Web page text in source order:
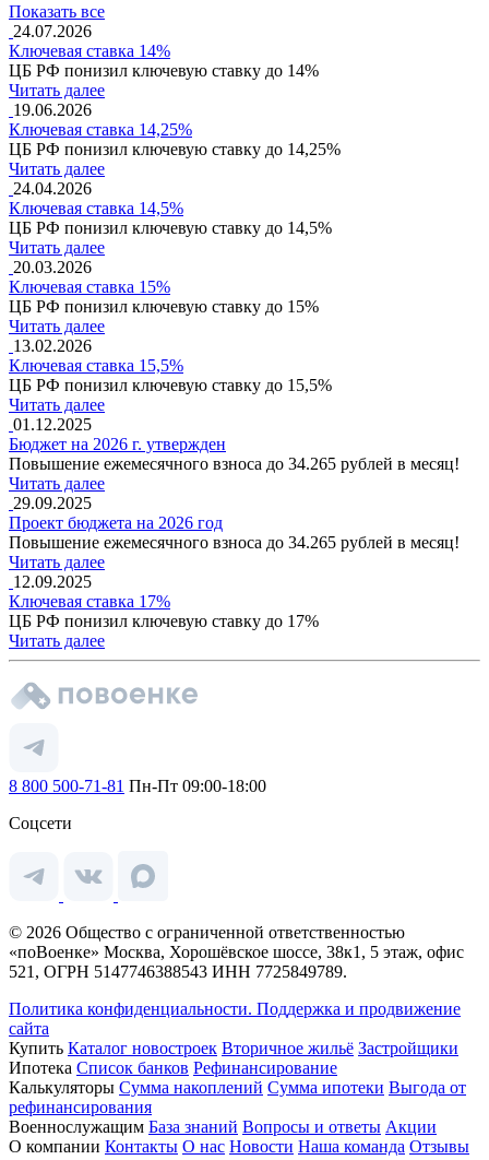
Показать все
24.07.2026
Ключевая ставка 14%
ЦБ РФ понизил ключевую ставку до 14%
Читать далее
19.06.2026
Ключевая ставка 14,25%
ЦБ РФ понизил ключевую ставку до 14,25%
Читать далее
24.04.2026
Ключевая ставка 14,5%
ЦБ РФ понизил ключевую ставку до 14,5%
Читать далее
20.03.2026
Ключевая ставка 15%
ЦБ РФ понизил ключевую ставку до 15%
Читать далее
13.02.2026
Ключевая ставка 15,5%
ЦБ РФ понизил ключевую ставку до 15,5%
Читать далее
01.12.2025
Бюджет на 2026 г. утвержден
Повышение ежемесячного взноса до 34.265 рублей в месяц!
Читать далее
29.09.2025
Проект бюджета на 2026 год
Повышение ежемесячного взноса до 34.265 рублей в месяц!
Читать далее
12.09.2025
Ключевая ставка 17%
ЦБ РФ понизил ключевую ставку до 17%
Читать далее
8 800 500-71-81 Пн-Пт 09:00-18:00
Соцсети
© 2026 Общество с ограниченной ответственностью
«поВоенке» Москва, Хорошёвское шоссе, 38к1, 5 этаж, офис
521, ОГРН 5147746388543 ИНН 7725849789.
Политика конфиденциальности. Поддержка и продвижение
сайта
Купить Каталог новостроек Вторичное жильё Застройщики
Ипотека Список банков Рефинансирование
Калькуляторы Сумма накоплений Сумма ипотеки Выгода от
рефинансирования
Военнослужащим База знаний Вопросы и ответы Акции
О компании Контакты О нас Новости Наша команда Отзывы